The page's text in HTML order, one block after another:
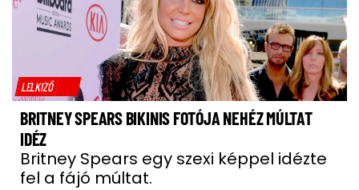
LELKIZŐ
BRITNEY SPEARS BIKINIS FOTÓJA NEHÉZ MÚLTAT
IDÉZ
Britney Spears egy szexi képpel idézte
fel a fájó múltat.